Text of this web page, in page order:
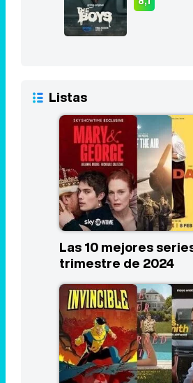
Listas
Las 10 mejores
trimestre de 2024